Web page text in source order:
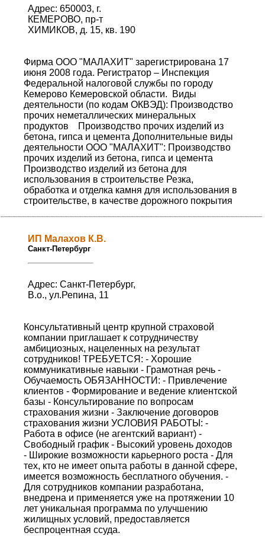
Адрес: 650003, г.
КЕМЕРОВО, пр-т
ХИМИКОВ, д. 15, кв. 190
Фирма ООО "МАЛАХИТ" зарегистрирована 17
июня 2008 года. Регистратор – Инспекция
Федеральной налоговой службы по городу
Кемерово Кемеровской области. Виды
деятельности (по кодам ОКВЭД): Производство
прочих неметаллических минеральных
продуктов Производство прочих изделий из
бетона, гипса и цемента Дополнительные виды
деятельности ООО "МАЛАХИТ": Производство
прочих изделий из бетона, гипса и цемента
Производство изделий из бетона для
использования в строительстве Резка,
обработка и отделка камня для использования в
строительстве, в качестве дорожного покрытия
ИП Малахов К.В.
Санкт-Петербург
Адрес: Санкт-Петербург,
В.о., ул.Репина, 11
Консультативный центр крупной страховой
компании приглашает к сотрудничеству
амбициозных, нацеленных на результат
сотрудников! ТРЕБУЕТСЯ: - Хорошие
коммуникативные навыки - Грамотная речь -
Обучаемость ОБЯЗАННОСТИ: - Привлечение
клиентов - Формирование и ведение клиентской
базы - Консультирование по вопросам
страхования жизни - Заключение договоров
страхования жизни УСЛОВИЯ РАБОТЫ: -
Работа в офисе (не агентский вариант) -
Свободный график - Высокий уровень доходов
- Широкие возможности карьерного роста - Для
тех, кто не имеет опыта работы в данной сфере,
имеется возможность бесплатного обучения. -
Для сотрудников компании разработана,
внедрена и применяется уже на протяжении 10
лет уникальная программа по улучшению
жилищных условий, предоставляется
беспроцентная ссуда.